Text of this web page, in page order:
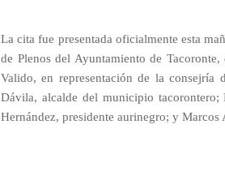
La cita fue presentada oficialmente esta
de Plenos del Ayuntamiento de
Valido, en representación de la
Dávila, alcalde del municipio tacorontero;
Hernández, presidente aurinegro; y